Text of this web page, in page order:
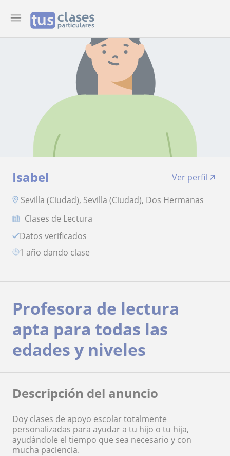
Isabel
Ver perfil
Sevilla (Ciudad), Sevilla (Ciudad), Dos Hermanas
Clases de Lectura
Datos verificados
1 año dando clase
Profesora de lectura
apta para todas las
edades y niveles
Descripción del anuncio
Doy clases de apoyo escolar totalmente
personalizadas para ayudar a tu hijo o tu hija,
ayudándole el tiempo que sea necesario y con
mucha paciencia.